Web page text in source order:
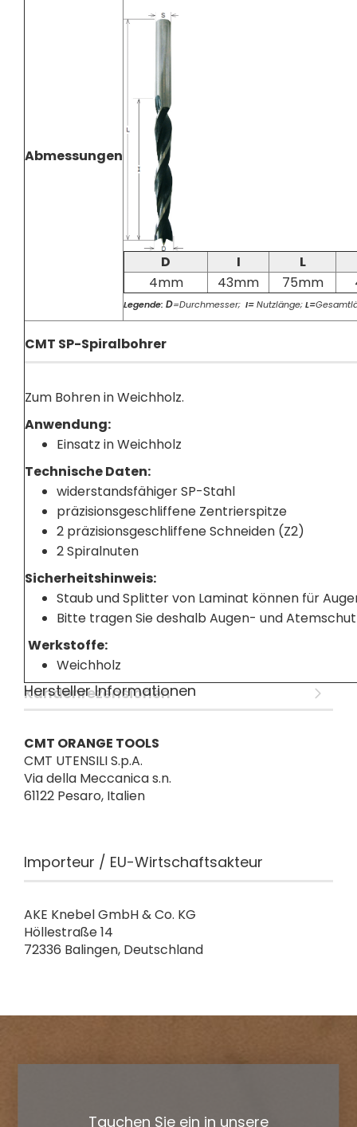
Abmessungen
D I
L
4mm
43mm 75mm
Legende: D=Durchmesser; I=Nutzlänge;L=
CMT SP-Spiralbohrer
Zum Bohren in Weichholz.
Anwendung:
Einsatz in Weichholz
Technische Daten:
widerstandsfähiger SP-Stahl
präzisionsgeschliffene Zentrierspitze
2 präzisionsgeschliffene Schneiden (Z2)
2 Spiralnuten
Sicherheitshinweis:
Staub und Splitter von Laminat können für
Bitte tragen Sie deshalb Augen- und
Werkstoffe:
Weichholz
Kundenrezensionen
Hersteller Informationen
CMT ORANGE TOOLS
CMT UTENSILI S.p.A.
Via della Meccanica s.n.
61122 Pesaro, Italien
Importeur / EU-Wirtschaftsakteur
AKE Knebel GmbH & Co. KG
Höllestraße 14
72336 Balingen, Deutschland
Tauchen Sie ein in unsere